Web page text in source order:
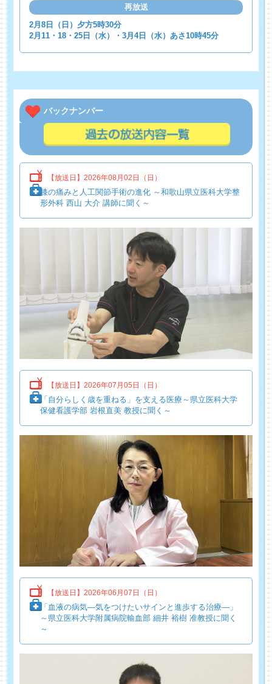
再放送
2月8日（日）夕方5時30分
2月11・18・25日（水）・3月4日（水）あさ10時45分
バックナンバー
【放送日】2026年08月02日（日）
膝の痛みと人工関節手術の進化 ～和歌山県立医科大学整
形外科 西山 大介 講師に聞く～
【放送日】2026年07月05日（日）
「自分らしく歳を重ねる」を支える医療～県立医科大学
保健看護学部 岩根直美 教授に聞く～
【放送日】2026年06月07日（日）
「血液の病気―気をつけたいサインと進歩する治療―」
～県立医科大学附属病院輸血部 細井 裕樹 准教授に聞く
～